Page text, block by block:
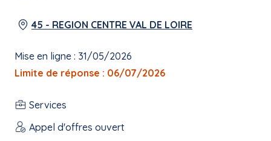
45 - REGION CENTRE VAL DE LOIRE
Mise en ligne : 31/05/2026
Limite de réponse : 06/07/2026
Services
Appel d'offres ouvert